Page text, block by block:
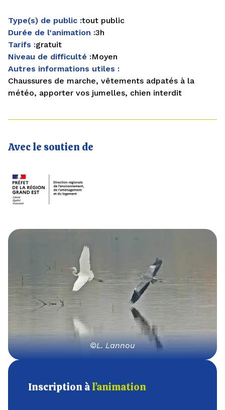
Type(s) de public :tout public
Durée de l’animation :3h
Tarifs :gratuit
Niveau de difficulté :Moyen
Autres informations utiles :
Chaussures de marche, vêtements adpatés à la
météo, apporter vos jumelles, chien interdit
Avec le soutien de
©L. Lannou
Inscription àl’animation